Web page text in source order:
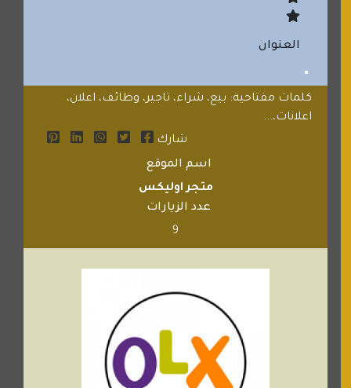
العنوان
كلمات مفتاحية: بيع، شراء، تاجير، وظائف، اعلان،
اعلانات،...
شارك
اسم الموقع
متجر اوليكس
عدد الزيارات
9